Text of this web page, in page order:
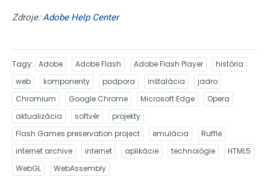
Zdroje:Adobe Help Center
Tagy Adobe Adobe Flash Adobe Flash Player
história
web
komponenty podpora inštalácia
jadro
Chromium
Google Chrome Microsoft Edge
Opera
aktualizácia
softvér
projekty
Flash Games preservation project
emulácia
Ruffle
internet archive
internet aplikácie technológie
HTML5
WebGL
WebAssembly